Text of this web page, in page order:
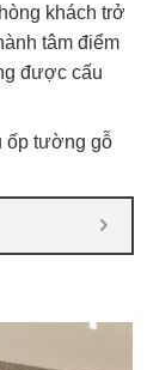
khách trở
tâm điểm
được cấu
ốp tường gỗ